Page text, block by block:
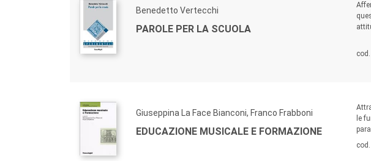
Benedetto Vertecchi
PAROLE PER LA SCUOLA
Giuseppina La Face Bianconi, Franco Frabboni
EDUCAZIONE MUSICALE E FORMAZIONE
le